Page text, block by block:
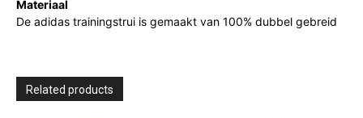
Materiaal
De adidas trainingstrui is gemaakt van 100% dubbel gebreid
Related products